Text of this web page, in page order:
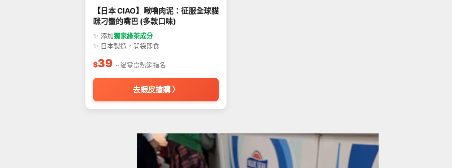
【日本 CIAO】啾嚕肉泥：征服全球貓
咪刁蠻的嘴巴 (多款口味)
✨ 添加獨家綠茶成分
✨ 日本製造，開袋即食
$39 ~貓零食熱銷指名
去蝦皮搶購 〉